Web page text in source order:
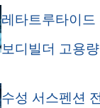
레타트루타이드
보디빌더 고용
수성 서스펜션